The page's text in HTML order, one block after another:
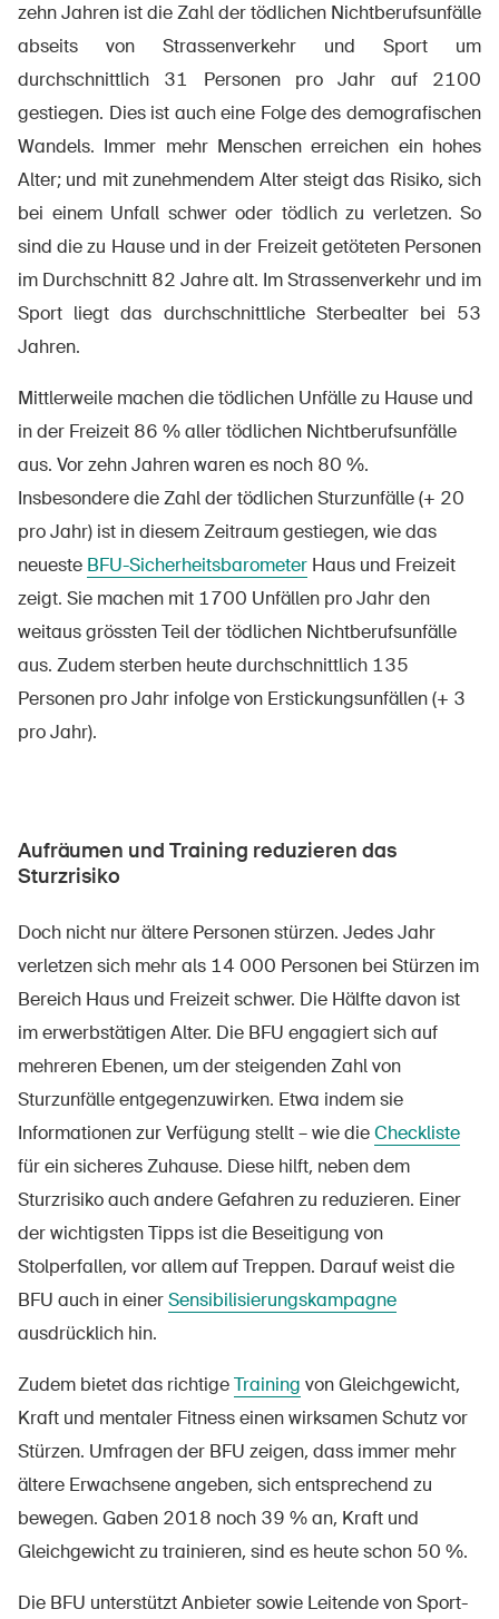
Bestellen & herunterladen
Kurse & Veranstaltungen
Rechtsfragen & Gerichtsentscheide
Sicherheitsdelegierte & Gemeinden
zehn Jahren ist die Zahl der tödlichen Nichtberufsunfälle
abseits von Strassenverkehr und Sport um
durchschnittlich 31 Personen pro Jahr auf 2100
gestiegen. Dies ist auch eine Folge des demografischen
Wandels. Immer mehr Menschen erreichen ein hohes
Alter; und mit zunehmendem Alter steigt das Risiko, sich
bei einem Unfall schwer oder tödlich zu verletzen. So
sind die zu Hause und in der Freizeit getöteten Personen
im Durchschnitt 82 Jahre alt. Im Strassenverkehr und im
Sport liegt das durchschnittliche Sterbealter bei 53
Jahren.
Mittlerweile machen die tödlichen Unfälle zu Hause und
in der Freizeit 86 % aller tödlichen Nichtberufsunfälle
aus. Vor zehn Jahren waren es noch 80 %.
Insbesondere die Zahl der tödlichen Sturzunfälle (+ 20
pro Jahr) ist in diesem Zeitraum gestiegen, wie das
neueste BFU-Sicherheitsbarometer Haus und Freizeit
zeigt. Sie machen mit 1700 Unfällen pro Jahr den
weitaus grössten Teil der tödlichen Nichtberufsunfälle
aus. Zudem sterben heute durchschnittlich 135
Personen pro Jahr infolge von Erstickungsunfällen (+ 3
pro Jahr).
Aufräumen und Training reduzieren das
Sturzrisiko
Doch nicht nur ältere Personen stürzen. Jedes Jahr
verletzen sich mehr als 14 000 Personen bei Stürzen im
Bereich Haus und Freizeit schwer. Die Hälfte davon ist
im erwerbstätigen Alter. Die BFU engagiert sich auf
mehreren Ebenen, um der steigenden Zahl von
Sturzunfälle entgegenzuwirken. Etwa indem sie
Informationen zur Verfügung stellt – wie dieCheckliste
für ein sicheres Zuhause. Diese hilft, neben dem
Sturzrisiko auch andere Gefahren zu reduzieren. Einer
der wichtigsten Tipps ist die Beseitigung von
Stolperfallen, vor allem auf Treppen. Darauf weist die
BFU auch in einerSensibilisierungskampagne
ausdrücklich hin.
Zudem bietet das richtigeTraining von Gleichgewicht,
Kraft und mentaler Fitness einen wirksamen Schutz vor
Stürzen. Umfragen der BFU zeigen, dass immer mehr
ältere Erwachsene angeben, sich entsprechend zu
bewegen. Gaben 2018 noch 39 % an, Kraft und
Gleichgewicht zu trainieren, sind es heute schon 50 %.
Die BFU unterstützt Anbieter sowie Leitende von Sport-